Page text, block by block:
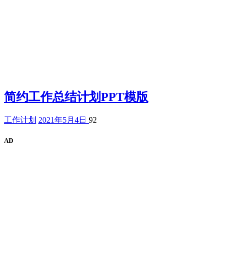
简约工作总结计划PPT模版
工作计划 2021年5月4日 92
AD